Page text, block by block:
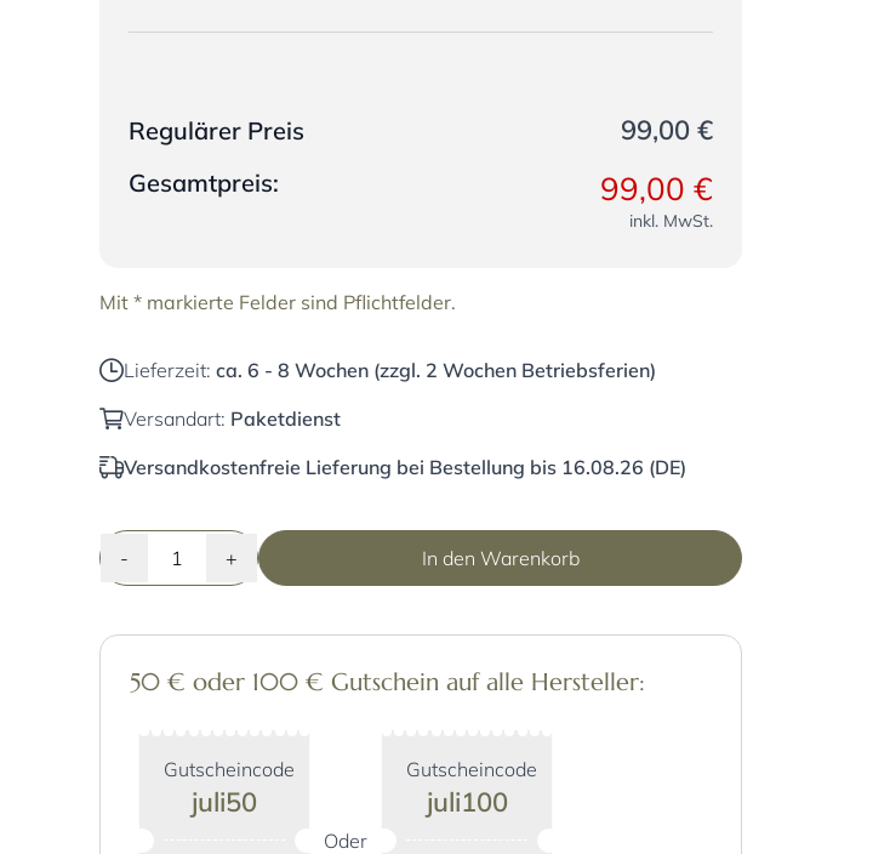
Regulärer Preis 99,00 €
Gesamtpreis: 99,00 €
inkl. MwSt.
Mit * markierte Felder sind Pflichtfelder.
Lieferzeit: ca. 6 - 8 Wochen (zzgl. 2 Wochen Betriebsferien)
Versandart: Paketdienst
Versandkostenfreie Lieferung bei Bestellung bis 16.08.26 (DE)
- + In den Warenkorb
50 € oder 100 € Gutschein auf alle Hersteller:
Gutscheincode
juli50
Oder
Gutscheincode
juli100